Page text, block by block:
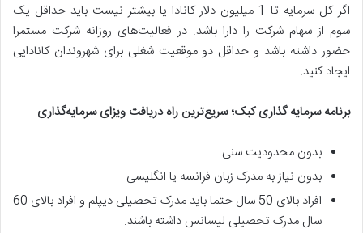
اگر کل سرمایه تا 1 میلیون دلار کانادا یا بیشتر نیست باید حداقل یک
سوم از سهام شرکت را دارا باشد. در فعالیت‌های روزانه شرکت مستمرا
حضور داشته باشد و حداقل دو موقعیت شغلی برای شهروندان کانادایی
ایجاد کنید.
برنامه سرمایه گذاری کبک؛ سریع‌ترین راه دریافت ویزای سرمایه‌گذاری
بدون محدودیت سنی
بدون نیاز به مدرک زبان فرانسه یا انگلیسی
افراد بالای 50 سال حتما باید مدرک تحصیلی دیپلم و افراد بالای 60
سال مدرک تحصیلی لیسانس داشته باشند.